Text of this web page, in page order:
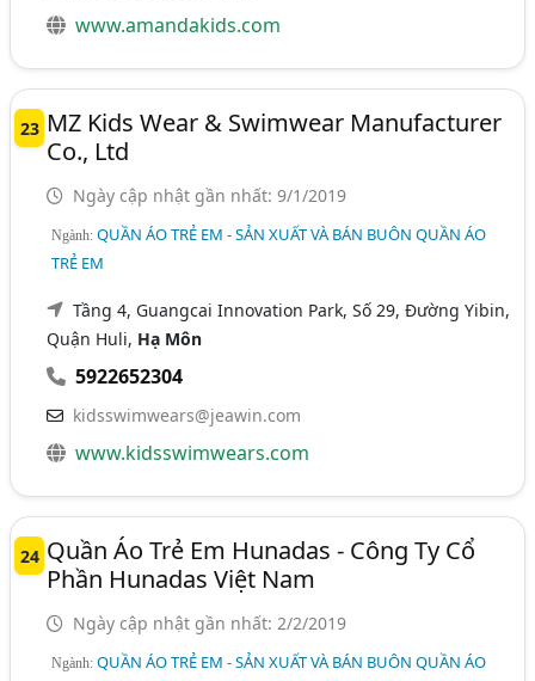
www.amandakids.com
23 MZ Kids Wear & Swimwear Manufacturer
Co., Ltd
Ngày cập nhật gần nhất: 9/1/2019
Ngành:QUẦN ÁO TRẺ EM - SẢN XUẤT VÀ BÁN BUÔN QUẦN ÁO
TRẺ EM
Tầng 4, Guangcai Innovation Park, Số 29, Đường Yibin,
Quận Huli, Hạ Môn
5922652304
kidsswimwears@jeawin.com
www.kidsswimwears.com
24 Quần Áo Trẻ Em Hunadas - Công Ty Cổ
Phần Hunadas Việt Nam
Ngày cập nhật gần nhất: 2/2/2019
Ngành:QUẦN ÁO TRẺ EM - SẢN XUẤT VÀ BÁN BUÔN QUẦN ÁO